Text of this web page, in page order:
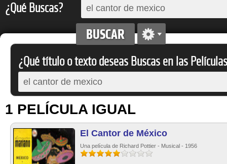
¿Qué Buscas?
¿Qué título o texto deseas Buscas en las
1 PELÍCULA IGUAL
El Cantor de México
Una película de Richard Pottier - Musical - 1956